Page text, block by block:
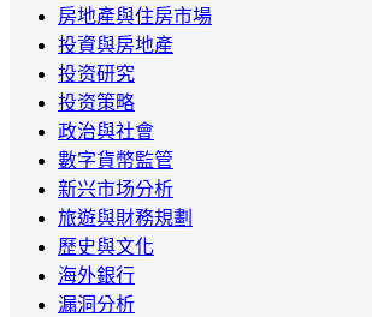
房地產與住房市場
投資與房地產
投资研究
投资策略
政治與社會
數字貨幣監管
新兴市场分析
旅遊與財務規劃
歷史與文化
海外銀行
漏洞分析